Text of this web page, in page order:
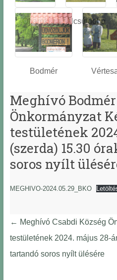
Óbarok
Alcsútdobo
z
Bodmér
Meghívó
Önkormányzat
testületének
(szerda) 15.30
soros nyílt
MEGHIVO-2024.05.29_BKO
← Meghívó Csabdi Község
testületének 2024. május 28-
tartandó soros nyílt ülésére